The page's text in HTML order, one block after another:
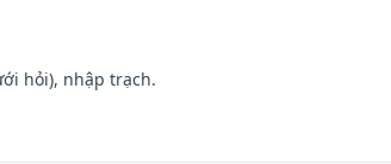
hỏi), nhập trạch.